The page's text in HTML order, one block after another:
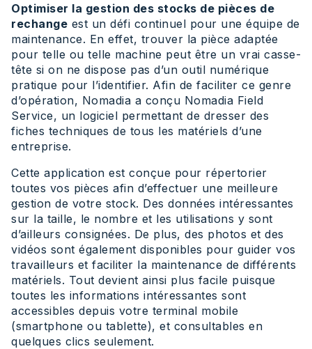
Optimiser la gestion des stocks de pièces de
rechange est un défi continuel pour une équipe de
maintenance. En effet, trouver la pièce adaptée
pour telle ou telle machine peut être un vrai casse-
tête si on ne dispose pas d’un outil numérique
pratique pour l’identifier. Afin de faciliter ce genre
d’opération, Nomadia a conçu Nomadia Field
Service, un logiciel permettant de dresser des
fiches techniques de tous les matériels d’une
entreprise.
Cette application est conçue pour répertorier
toutes vos pièces afin d’effectuer une meilleure
gestion de votre stock. Des données intéressantes
sur la taille, le nombre et les utilisations y sont
d’ailleurs consignées. De plus, des photos et des
vidéos sont également disponibles pour guider vos
travailleurs et faciliter la maintenance de différents
matériels. Tout devient ainsi plus facile puisque
toutes les informations intéressantes sont
accessibles depuis votre terminal mobile
(smartphone ou tablette), et consultables en
quelques clics seulement.